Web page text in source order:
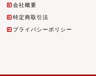
会社概要
特定商取引法
プライバシーポリシー